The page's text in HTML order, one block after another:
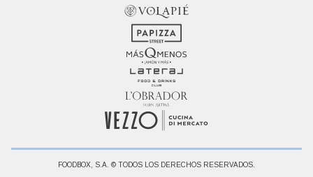
FOODBOX, S.A. © TODOS LOS DERECHOS RESERVADOS.